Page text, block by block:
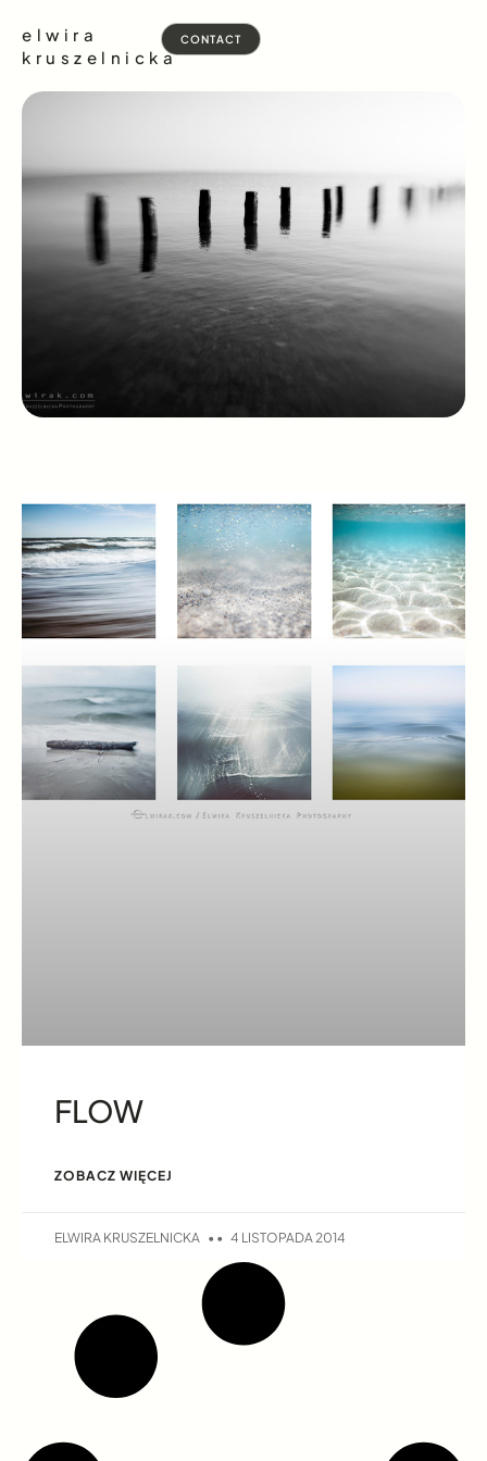
elwira
kruszelnicka
CONTACT
FLOW
ZOBACZ WIĘCEJ
ELWIRA KRUSZELNICKA 4 LISTOPADA 2014